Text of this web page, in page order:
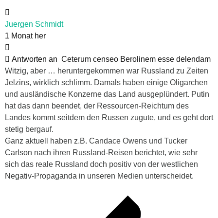
Juergen Schmidt
1 Monat her
Antworten an Ceterum censeo Berolinem esse delendam
Witzig, aber … heruntergekommen war Russland zu Zeiten
Jelzins, wirklich schlimm. Damals haben einige Oligarchen
und ausländische Konzerne das Land ausgeplündert. Putin
hat das dann beendet, der Ressourcen-Reichtum des
Landes kommt seitdem den Russen zugute, und es geht dort
stetig bergauf.
Ganz aktuell haben z.B. Candace Owens und Tucker
Carlson nach ihren Russland-Reisen berichtet, wie sehr
sich das reale Russland doch positiv von der westlichen
Negativ-Propaganda in unseren Medien unterscheidet.